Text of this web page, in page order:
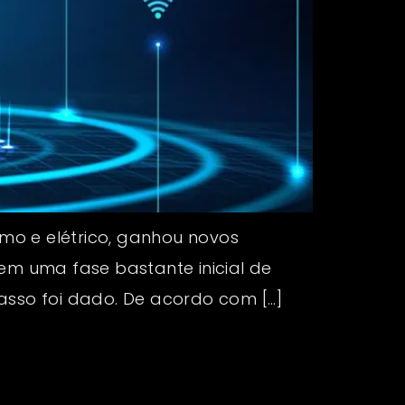
e elétrico, ganhou novos
uma fase bastante inicial de
foi dado. De acordo com […]